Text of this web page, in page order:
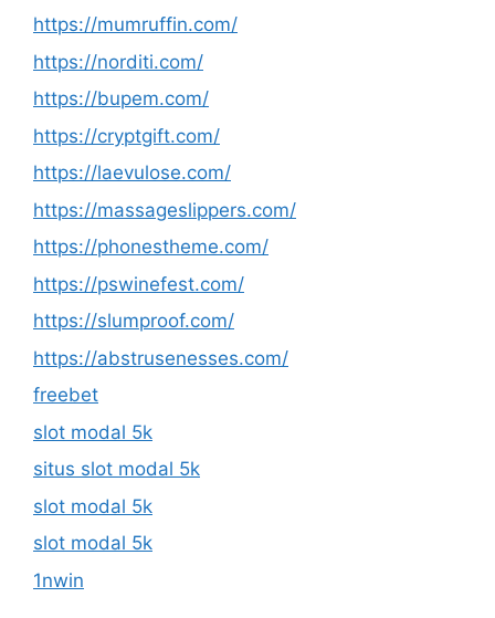
https://mumruffin.com/
https://norditi.com/
https://bupem.com/
https://cryptgift.com/
https://laevulose.com/
https://massageslippers.com/
https://phonestheme.com/
https://pswinefest.com/
https://slumproof.com/
https://abstrusenesses.com/
freebet
slot modal 5k
situs slot modal 5k
slot modal 5k
slot modal 5k
1nwin